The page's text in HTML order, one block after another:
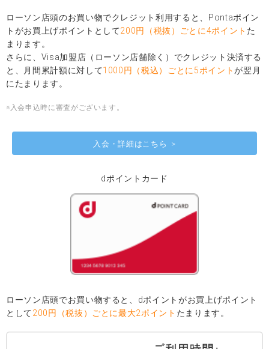
ローソン店頭のお買い物でクレジット利用すると、Pontaポイン
トがお買上げポイントとして200円（税抜）ごとに4ポイント た
まります。
さらに、Visa加盟店（ローソン店舗除く）でクレジット決済する
と、月間累計額に対して1000円（税込）ごとに5ポイントが翌月
にたまります。
※入会申込時に審査がございます。
入会・詳細はこちら
dポイントカード
ローソン店頭でお買い物すると、dポイントがお買上げポイント
として200円（税抜）ごとに最大2ポイント たまります。